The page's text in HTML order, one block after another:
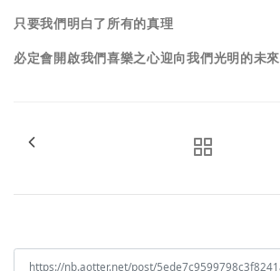
只要我們明白了所有的真理
必定會開啟我們喜樂之心迎向我們光明的未來